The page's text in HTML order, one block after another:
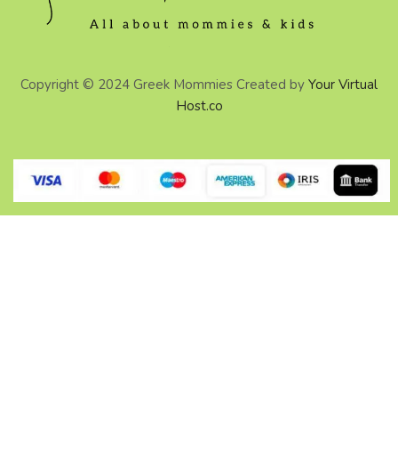
Copyright © 2024 Greek Mommies Created by Your Virtual
Host.co